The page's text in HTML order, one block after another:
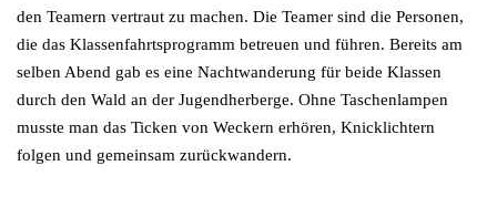
den Teamern vertraut zu machen. Die Teamer sind die Personen,
die das Klassenfahrtsprogramm betreuen und führen. Bereits am
selben Abend gab es eine Nachtwanderung für beide Klassen
durch den Wald an der Jugendherberge. Ohne Taschenlampen
musste man das Ticken von Weckern erhören, Knicklichtern
folgen und gemeinsam zurückwandern.